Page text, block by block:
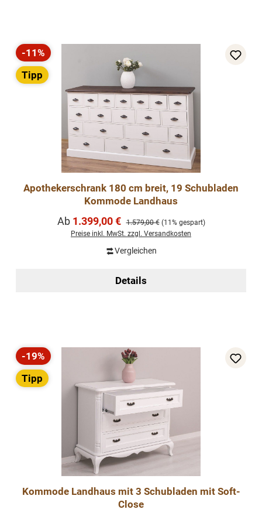
Rabatt
-11%
Tipp
Apothekerschrank 180 cm breit, 19 Schubladen
Kommode Landhaus
Verkaufspreis:
Ab 1.399,00 € Regulärer Preis:
1.579,00 € (11% gespart)
Preise inkl. MwSt. zzgl. Versandkosten
Vergleichen
Details
Rabatt
-19%
Tipp
Kommode Landhaus mit 3 Schubladen mit Soft-
Close